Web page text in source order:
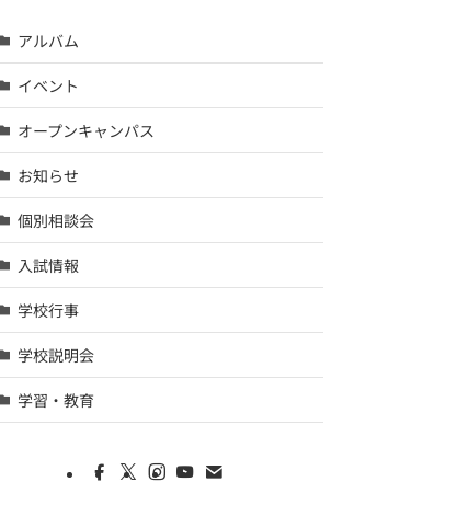
アルバム
イベント
オープンキャンパス
お知らせ
個別相談会
入試情報
学校行事
学校説明会
学習・教育